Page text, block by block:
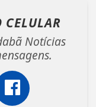
CELULAR
Notícias